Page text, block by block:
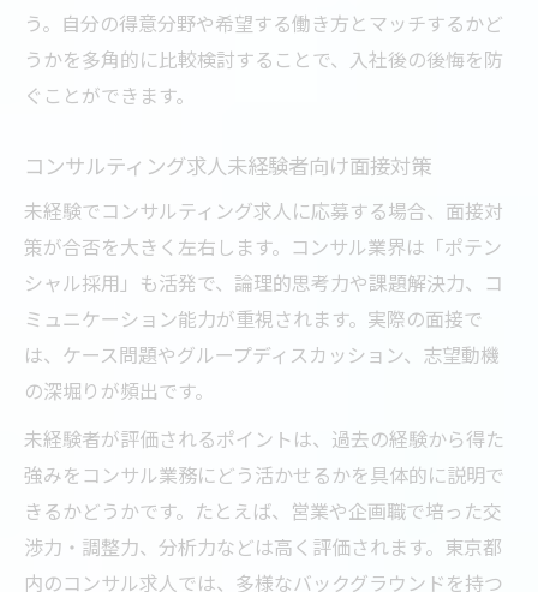
う。自分の得意分野や希望する働き方とマッチするかど
うかを多角的に比較検討することで、入社後の後悔を防
ぐことができます。
コンサルティング求人未経験者向け面接対策
未経験でコンサルティング求人に応募する場合、面接対
策が合否を大きく左右します。コンサル業界は「ポテン
シャル採用」も活発で、論理的思考力や課題解決力、コ
ミュニケーション能力が重視されます。実際の面接で
は、ケース問題やグループディスカッション、志望動機
の深堀りが頻出です。
未経験者が評価されるポイントは、過去の経験から得た
強みをコンサル業務にどう活かせるかを具体的に説明で
きるかどうかです。たとえば、営業や企画職で培った交
渉力・調整力、分析力などは高く評価されます。東京都
内のコンサル求人では、多様なバックグラウンドを持つ